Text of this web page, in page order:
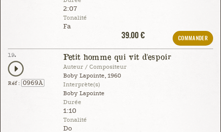
2:07
Tonalité
Fa
39.00 €
COMMANDER
19.
Réf : 0969A
Petit homme qui vit d'espoir
Auteur / Compositeur
Boby Lapointe, 1960
Interprète(s)
Boby Lapointe
Durée
1:10
Tonalité
Do